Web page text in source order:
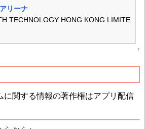
リーナ
TECHNOLOGY HONG KONG LIMITE
↑
に関する情報の著作権はアプリ配信